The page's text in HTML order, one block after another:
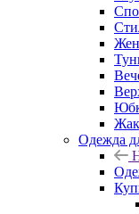
Одежда